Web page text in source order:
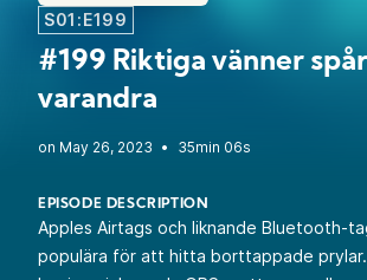
S01:E199
#199 Riktiga vänner
varandra
• 35min 06s
EPISODE DESCRIPTION
Apples Airtags och liknande Bluetooth-
populära för att hitta borttappade